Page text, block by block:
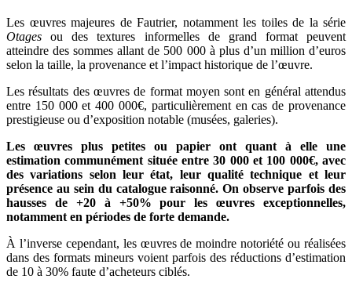
Les œuvres majeures de Fautrier, notamment les toiles de la série
Otages ou des textures informelles de grand format peuvent
atteindre des sommes allant de 500 000 à plus d’un million d’euros
selon la taille, la provenance et l’impact historique de l’œuvre.
Les résultats des œuvres de format moyen sont en général attendus
entre 150 000 et 400 000€, particulièrement en cas de provenance
prestigieuse ou d’exposition notable (musées, galeries).
Les œuvres plus petites ou papier ont quant à elle une
estimation communément située entre 30 000 et 100 000€, avec
des variations selon leur état, leur qualité technique et leur
présence au sein du catalogue raisonné. On observe parfois des
hausses de +20 à +50% pour les œuvres exceptionnelles,
notamment en périodes de forte demande.
À l’inverse cependant, les œuvres de moindre notoriété ou réalisées
dans des formats mineurs voient parfois des réductions d’estimation
de 10 à 30% faute d’acheteurs ciblés.